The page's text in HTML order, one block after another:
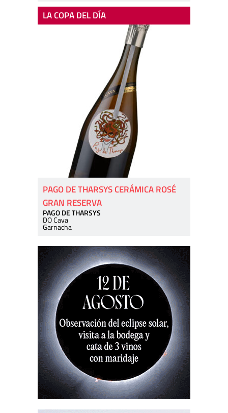
LA COPA DEL DÍA
PAGO DE THARSYS CERÁMICA ROSÉ
GRAN RESERVA
PAGO DE THARSYS
DO Cava
Garnacha